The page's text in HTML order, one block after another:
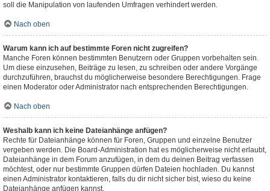
soll die Manipulation von laufenden Umfragen verhindert werden.
Nach oben
Warum kann ich auf bestimmte Foren nicht zugreifen?
Manche Foren können bestimmten Benutzern oder Gruppen vorbehalten sein.
Um diese einzusehen, Beiträge zu lesen, zu schreiben oder andere Vorgänge
durchzuführen, brauchst du möglicherweise besondere Berechtigungen. Frage
einen Moderator oder Administrator nach entsprechenden Berechtigungen.
Nach oben
Weshalb kann ich keine Dateianhänge anfügen?
Rechte für Dateianhänge können für Foren, Gruppen und einzelne Benutzer
vergeben werden. Die Board-Administration hat es möglicherweise nicht erlaubt,
Dateianhänge in dem Forum anzufügen, in dem du deinen Beitrag verfassen
möchtest, oder nur bestimmte Gruppen dürfen Dateien hochladen. Du kannst
einen Administrator kontaktieren, falls du dir nicht sicher bist, wieso du keine
Dateianhänge anfügen kannst.